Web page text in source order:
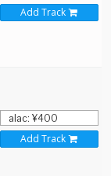
Add Track
Add Track